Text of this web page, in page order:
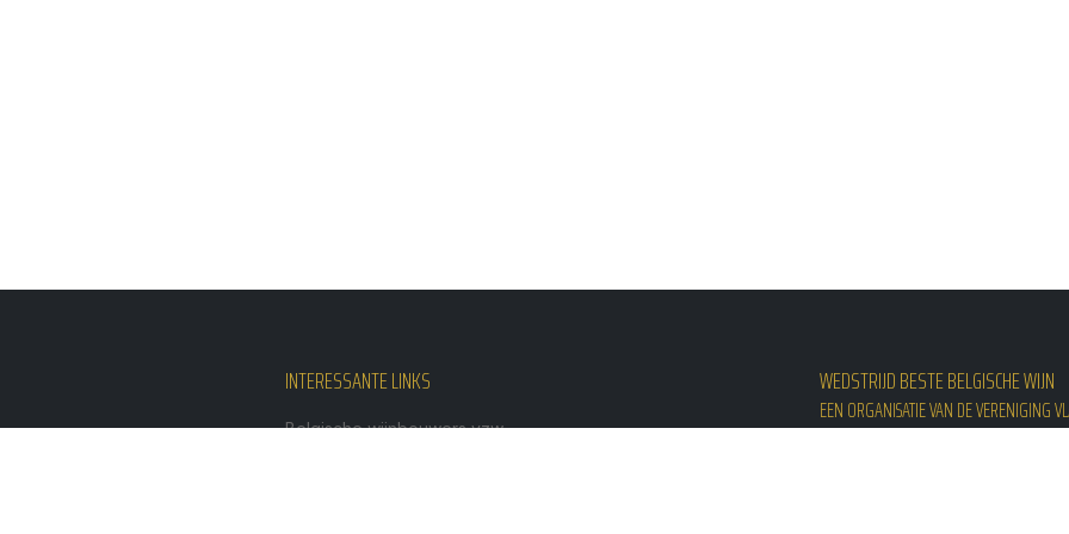
INTERESSANTE LINKS
Belgische wijnbouwers vzw
WEDSTRIJD BESTE BELGISCHE WIJN
EEN ORGANISATIE VAN DE VERENIGING